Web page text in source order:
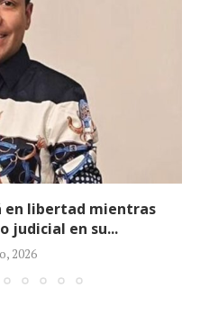
Vargas da un giro
tres...
2026